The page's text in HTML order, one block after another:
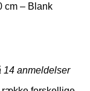
cm – Blank
14 anmeldelser